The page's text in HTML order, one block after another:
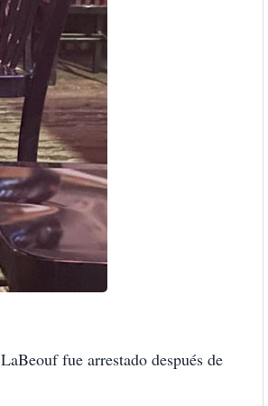
LaBeouf fue arrestado después de